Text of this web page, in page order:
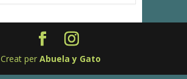
Creat perAbuela y Gato